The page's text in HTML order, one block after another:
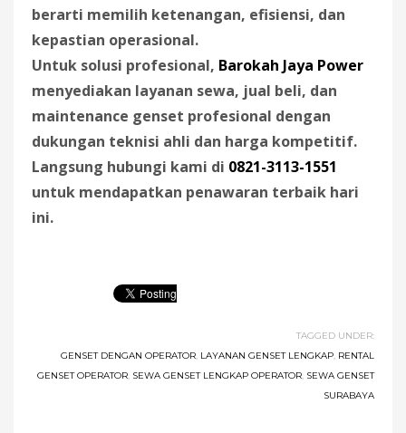
berarti memilih ketenangan, efisiensi, dan
kepastian operasional.
Untuk solusi profesional, Barokah Jaya Power
menyediakan layanan sewa, jual beli, dan
maintenance genset profesional dengan
dukungan teknisi ahli dan harga kompetitif.
Langsung hubungi kami di 0821-3113-1551
untuk mendapatkan penawaran terbaik hari
ini.
TAGGED UNDER:
GENSET DENGAN OPERATOR, LAYANAN GENSET LENGKAP, RENTAL
GENSET OPERATOR, SEWA GENSET LENGKAP OPERATOR, SEWA GENSET
SURABAYA